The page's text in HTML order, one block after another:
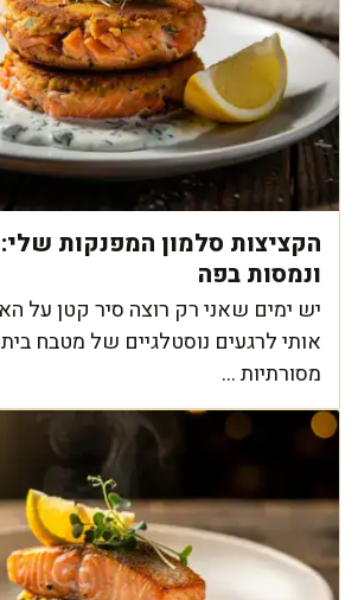
הקציצות סלמון המפנקות
ונמסות בפה
יש ימים שאני רק רוצה סיר קטן על
אותי לרגעים נוסטלגיים של מטבח
מסורתיות ...